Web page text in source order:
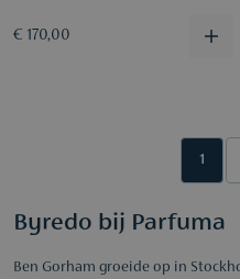
€ 170,00
1
Byredo bij Parfuma
Ben Gorham groeide op in